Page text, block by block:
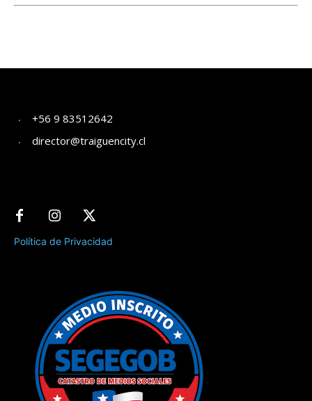
+56 9 83512642
director@traiguencity.cl
Política de Privacidad